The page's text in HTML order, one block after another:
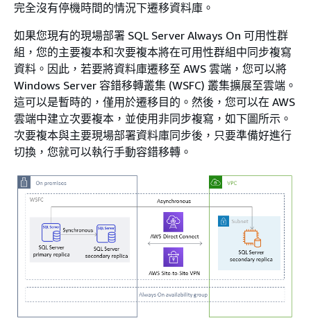
完全沒有停機時間的情況下遷移資料庫。
如果您現有的現場部署 SQL Server Always On 可用性群
組，您的主要複本和次要複本將在可用性群組中同步複寫
資料。因此，若要將資料庫遷移至 AWS 雲端，您可以將
Windows Server 容錯移轉叢集 (WSFC) 叢集擴展至雲端。
這可以是暫時的，僅用於遷移目的。然後，您可以在 AWS
雲端中建立次要複本，並使用非同步複寫，如下圖所示。
次要複本與主要現場部署資料庫同步後，只要準備好進行
切換，您就可以執行手動容錯移轉。